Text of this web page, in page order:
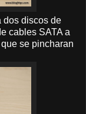
dos discos de
cables SATA a
se pincharan